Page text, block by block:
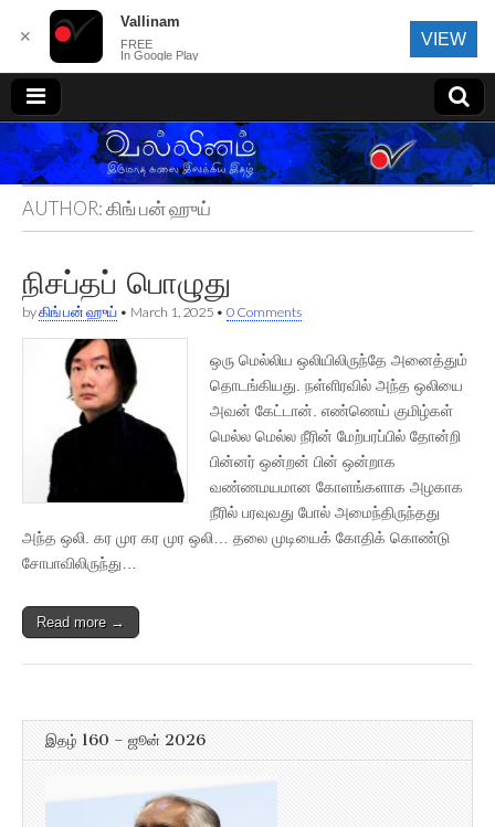
வல்லினம்
AUTHOR:கிங் பன் ஹுய்
நிசப்தப் பொழுது
byகிங் பன் ஹுய் • March 1, 2025 • 0 Comments
ஒரு மெல்லிய ஒலியிலிருந்தே அனைத்தும்
தொடங்கியது. நள்ளிரவில் அந்த ஒலியை
அவன் கேட்டான். எண்ணெய் குமிழ்கள்
மெல்ல மெல்ல நீரின் மேற்பரப்பில் தோன்றி
பின்னர் ஒன்றன் பின் ஒன்றாக
வண்ணமயமான கோளங்களாக அழகாக
நீரில் பரவுவது போல் அமைந்திருந்தது
அந்த ஒலி. கர முர கர முர ஒலி… தலை முடியைக் கோதிக் கொண்டு
சோபாவிலிருந்து…
Read more →
இதழ் 160 – ஜூன் 2026
✕
Vallinam
FREE
In Google Play
VIEW